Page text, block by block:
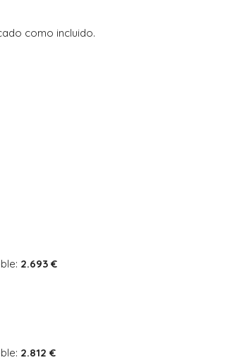
como incluido.
2.693 €
2.812 €